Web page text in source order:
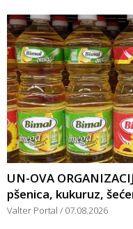
UN-OVA
pšenica, kukuruz,
Valter Portal 07.08.2026